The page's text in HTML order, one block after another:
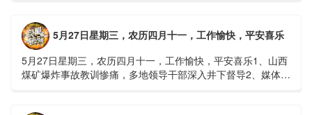
5月27日星期三，农历四月十一，工作愉快，平安喜乐
5月27日星期三，农历四月十一，工作愉快，平安喜乐1、山西
煤矿爆炸事故教训惨痛，多地领导干部深入井下督导2、媒体：